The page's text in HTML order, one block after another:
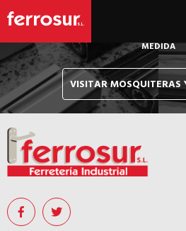
Le hacemos llegar, allí donde
sus pedidos de mosquiteras y sistemas
MEDIDA
VISITAR MOSQUITERAS